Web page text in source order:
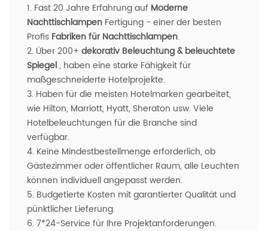
1. Fast 20 Jahre Erfahrung auf Moderne
Nachttischlampen Fertigung - einer der besten
Profis Fabriken für Nachttischlampen.
2. Über 200+ dekorativ Beleuchtung & beleuchtete
Spiegel, haben eine starke Fähigkeit für
maßgeschneiderte Hotelprojekte.
3. Haben für die meisten Hotelmarken gearbeitet,
wie Hilton, Marriott, Hyatt, Sheraton usw. Viele
Hotelbeleuchtungen für die Branche sind
verfügbar.
4. Keine Mindestbestellmenge erforderlich, ob
Gästezimmer oder öffentlicher Raum, alle Leuchten
können individuell angepasst werden.
5. Budgetierte Kosten mit garantierter Qualität und
pünktlicher Lieferung.
6. 7*24-Service für Ihre Projektanforderungen.